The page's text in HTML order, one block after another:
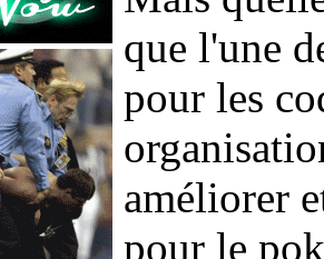
que l'une
pour les
améliorer
pour le